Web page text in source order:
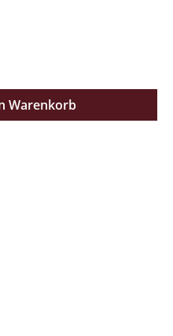
Wert
Warenkorb